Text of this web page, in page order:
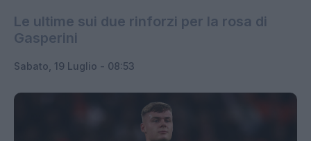
Le ultime sui due rinforzi per la rosa di
Gasperini
Sabato, 19 Luglio - 08:53